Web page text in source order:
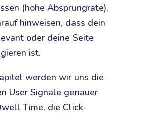
(hohe Absprungrate),
hinweisen, dass dein
oder deine Seite
ist.
werden wir uns die
User Signale genauer
Time, die Click-